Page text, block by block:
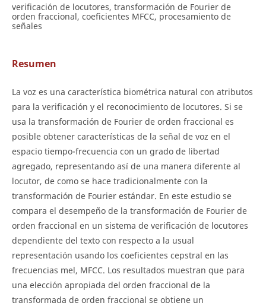
verificación de locutores, transformación de Fourier de
orden fraccional, coeficientes MFCC, procesamiento de
señales
Resumen
La voz es una característica biométrica natural con atributos
para la verificación y el reconocimiento de locutores. Si se
usa la transformación de Fourier de orden fraccional es
posible obtener características de la señal de voz en el
espacio tiempo-frecuencia con un grado de libertad
agregado, representando así de una manera diferente al
locutor, de como se hace tradicionalmente con la
transformación de Fourier estándar. En este estudio se
compara el desempeño de la transformación de Fourier de
orden fraccional en un sistema de verificación de locutores
dependiente del texto con respecto a la usual
representación usando los coeficientes cepstral en las
frecuencias mel, MFCC. Los resultados muestran que para
una elección apropiada del orden fraccional de la
transformada de orden fraccional se obtiene un